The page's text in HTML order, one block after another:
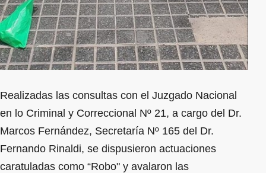
Realizadas las consultas con el Juzgado Nacional
en lo Criminal y Correccional Nº 21, a cargo del Dr.
Marcos Fernández, Secretaría Nº 165 del Dr.
Fernando Rinaldi, se dispusieron actuaciones
caratuladas como “Robo" y avalaron las